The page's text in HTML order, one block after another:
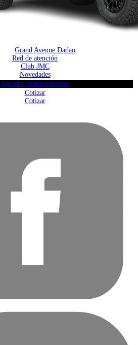
Grand Avenue Dadao
Red de atención
Club JMC
Novedades
Agendar Mantenimiento
Cotizar
Cotizar